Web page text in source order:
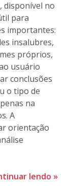
disponível no
para
importantes:
insalubres,
próprios,
usuário
conclusões
o tipo de
na
A
orientação
lendo »